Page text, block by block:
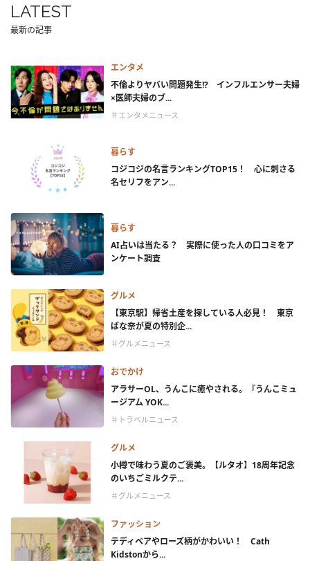
LATEST
最新の記事
エンタメ
不倫よりヤバい問題発生!? インフルエンサー夫婦
×医師夫婦のブ...
＃エンタメニュース
暮らす
コジコジの名言ランキングTOP15！ 心に刺さる
名セリフをアン...
暮らす
AI占いは当たる？ 実際に使った人の口コミをア
ンケート調査
グルメ
【東京駅】帰省土産を探している人必見！ 東京
ばな奈が夏の特別企...
＃グルメニュース
おでかけ
アラサーOL、うんこに癒やされる。『うんこミュ
ージアム YOK...
＃トラベルニュース
グルメ
小樽で味わう夏のご褒美。【ルタオ】18周年記念
のいちごミルクテ...
＃グルメニュース
ファッション
テディベアやローズ柄がかわいい！ Cath
Kidstonから...